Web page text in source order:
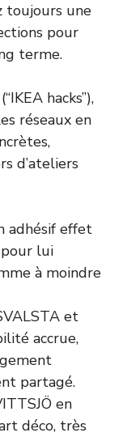
toujours une
pour
terme.
(“IKEA hacks”),
réseaux en
d’ateliers
adhésif effet
lui
à moindre
et
accrue,
partagé.
en
déco, très